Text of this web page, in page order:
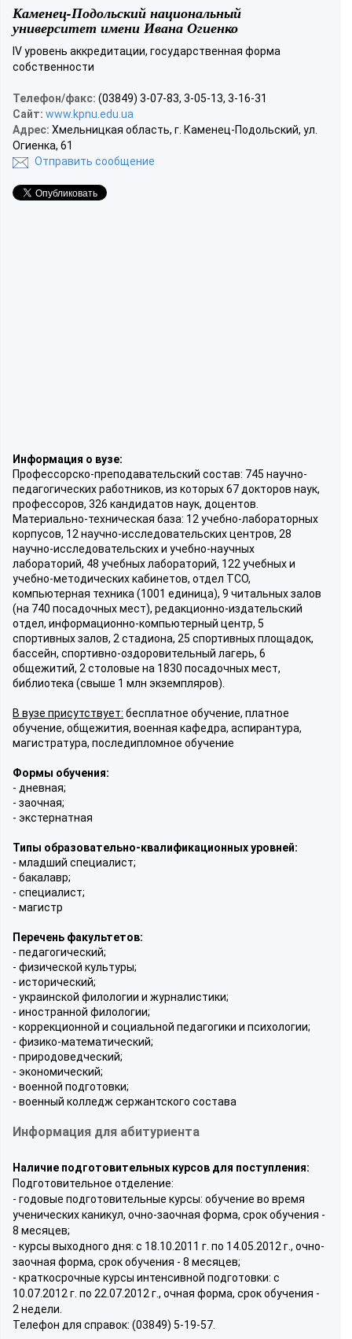
Каменец-Подольский национальный
университет имени Ивана Огиенко
ІV уровень аккредитации, государственная форма
собственности
Телефон/факс: (03849) 3-07-83, 3-05-13, 3-16-31
Сайт: www.kpnu.edu.ua
Адрес: Хмельницкая область, г. Каменец-Подольский, ул.
Огиенка, 61
Отправить сообщение
Информация о вузе:
Профессорско-преподавательский состав: 745 научно-
педагогических работников, из которых 67 докторов наук,
профессоров, 326 кандидатов наук, доцентов.
Материально-техническая база: 12 учебно-лабораторных
корпусов, 12 научно-исследовательских центров, 28
научно-исследовательских и учебно-научных
лабораторий, 48 учебных лабораторий, 122 учебных и
учебно-методических кабинетов, отдел ТСО,
компьютерная техника (1001 единица), 9 читальных залов
(на 740 посадочных мест), редакционно-издательский
отдел, информационно-компьютерный центр, 5
спортивных залов, 2 стадиона, 25 спортивных площадок,
бассейн, спортивно-оздоровительный лагерь, 6
общежитий, 2 столовые на 1830 посадочных мест,
библиотека (свыше 1 млн экземпляров).
В вузе присутствует: бесплатное обучение, платное
обучение, общежития, военная кафедра, аспирантура,
магистратура, последипломное обучение
Формы обучения:
- дневная;
- заочная;
- экстернатная
Типы образовательно-квалификационных уровней:
- младший специалист;
- бакалавр;
- специалист;
- магистр
Перечень факультетов:
- педагогический;
- физической культуры;
- исторический;
- украинской филологии и журналистики;
- иностранной филологии;
- коррекционной и социальной педагогики и психологии;
- физико-математический;
- природоведческий;
- экономический;
- военной подготовки;
- военный колледж сержантского состава
Информация для абитуриента
Наличие подготовительных курсов для поступления:
Подготовительное отделение:
- годовые подготовительные курсы: обучение во время
ученических каникул, очно-заочная форма, срок обучения -
8 месяцев;
- курсы выходного дня: с 18.10.2011 г. по 14.05.2012 г., очно-
заочная форма, срок обучения - 8 месяцев;
- краткосрочные курсы интенсивной подготовки: с
10.07.2012 г. по 22.07.2012 г., очная форма, срок обучения -
2 недели.
Телефон для справок: (03849) 5-19-57.